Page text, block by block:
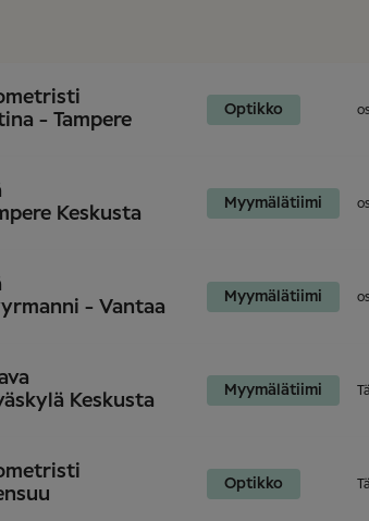
- Tampere
Optikko
Keskusta
Myymälätiimi
- Vantaa
Myymälätiimi
Keskusta
Myymälätiimi
Optikko